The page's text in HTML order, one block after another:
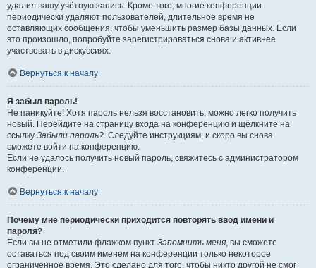
удалил вашу учётную запись. Кроме того, многие конференции
периодически удаляют пользователей, длительное время не
оставляющих сообщения, чтобы уменьшить размер базы данных. Если
это произошло, попробуйте зарегистрироваться снова и активнее
участвовать в дискуссиях.
Вернуться к началу
Я забыл пароль!
Не паникуйте! Хотя пароль нельзя восстановить, можно легко получить
новый. Перейдите на страницу входа на конференцию и щёлкните на
ссылку Забыли пароль?. Следуйте инструкциям, и скоро вы снова
сможете войти на конференцию.
Если не удалось получить новый пароль, свяжитесь с администратором
конференции.
Вернуться к началу
Почему мне периодически приходится повторять ввод имени и
пароля?
Если вы не отметили флажком пункт Запомнить меня, вы сможете
оставаться под своим именем на конференции только некоторое
ограниченное время. Это сделано для того, чтобы никто другой не смог